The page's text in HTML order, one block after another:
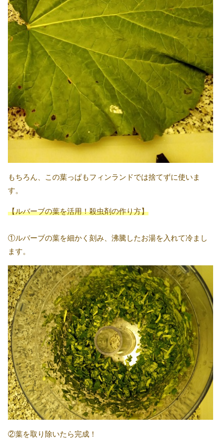
もちろん、この葉っぱもフィンランドでは捨てずに使いま
す。
【ルバーブの葉を活用！殺虫剤の作り方】
①ルバーブの葉を細かく刻み、沸騰したお湯を入れて冷まし
ます。
②葉を取り除いたら完成！